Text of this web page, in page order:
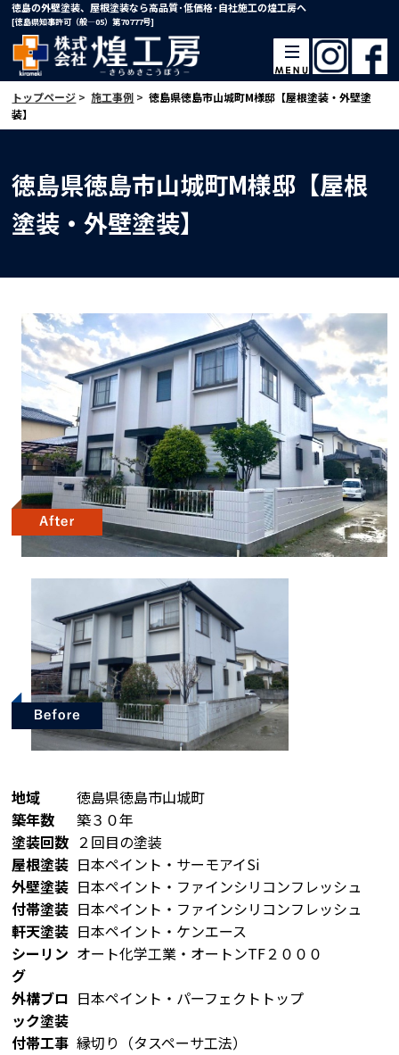
徳島の外壁塗装、屋根塗装なら高品質･低価格･自社施工の煌工房へ
[徳島県知事許可（般―05）第70777号]
トップページ > 施工事例 > 徳島県徳島市山城町M様邸【屋根塗装・外壁塗
装】
徳島県徳島市山城町M様邸【屋根
塗装・外壁塗装】
地域
徳島県徳島市山城町
築年数
築３０年
塗装回数 ２回目の塗装
屋根塗装 日本ペイント・サーモアイSi
外壁塗装 日本ペイント・ファインシリコンフレッシュ
付帯塗装 日本ペイント・ファインシリコンフレッシュ
軒天塗装 日本ペイント・ケンエース
シーリン
グ
オート化学工業・オートンTF２０００
外構ブロ
ック塗装
日本ペイント・パーフェクトトップ
付帯工事 縁切り（タスペーサ工法）